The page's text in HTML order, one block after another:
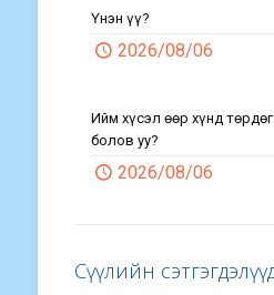
Үнэн үү?
2026/08/06
Ийм хүсэл өөр хүнд төрдөг
болов уу?
2026/08/06
Сүүлийн